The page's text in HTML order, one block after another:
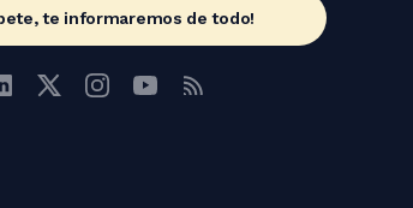
te informaremos de todo!